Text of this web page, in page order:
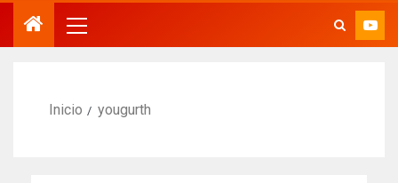
Inicio yougurth